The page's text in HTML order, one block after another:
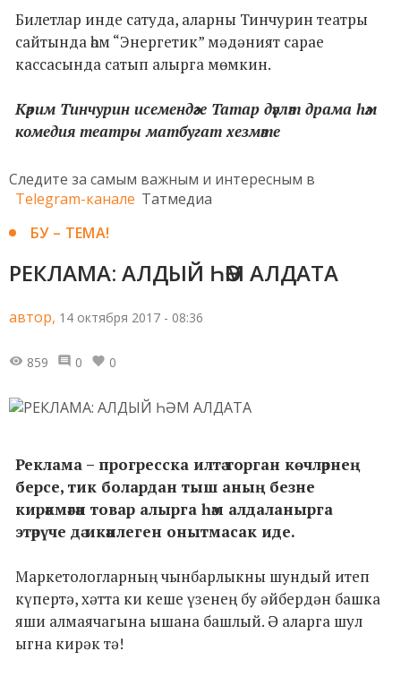
Билетлар инде сатуда, аларны Тинчурин театры
сайтында һәм “Энергетик” мәдәният сарае
кассасында сатып алырга мөмкин.
Кәрим Тинчурин исемендәге Татар дәүләт драма һәм
комедия театры матбугат хезмәте
Следите за самым важным и интересным в
Telegram-канале Татмедиа
БУ – ТЕМА!
РЕКЛАМА: АЛДЫЙ ҺӘМ АЛДАТА
автор, 14 октября 2017 - 08:36
859 0 0
Реклама – прогресска илтә торган көчләрнең
берсе, тик болардан тыш аның безне
кирәкмәгән товар алырга һәм алдаланырга
этәрүче дә икәнлеген онытмасак иде.
Маркетологларның чынбарлыкны шундый итеп
күпертә, хәтта ки кеше үзенең бу әйбердән башка
яши алмаячагына ышана башлый. Ә аларга шул
ыгна кирәк тә!